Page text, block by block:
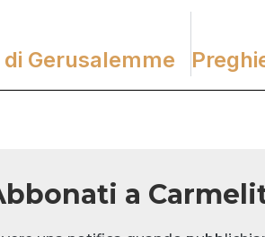
Gerusalemme
a